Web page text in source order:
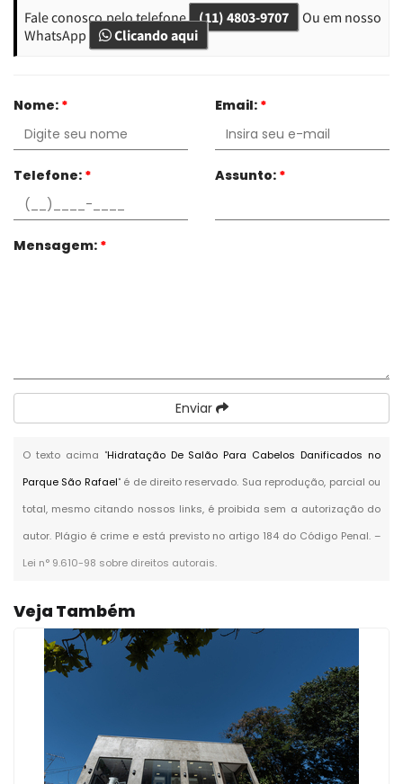
Fale conosco pelo telefone (11) 4803-9707
Ou em nosso
WhatsApp
Clicando aqui
Nome: * Email: *
Telefone: * Assunto: *
Mensagem: *
Enviar
O texto acima "Hidratação De Salão Para Cabelos Danificados no
Parque São Rafael" é de direito reservado. Sua reprodução, parcial ou
total, mesmo citando nossos links, é proibida sem a autorização do
autor. Plágio é crime e está previsto no artigo 184 do Código Penal. –
Lei n° 9.610-98 sobre direitos autorais.
Veja Também